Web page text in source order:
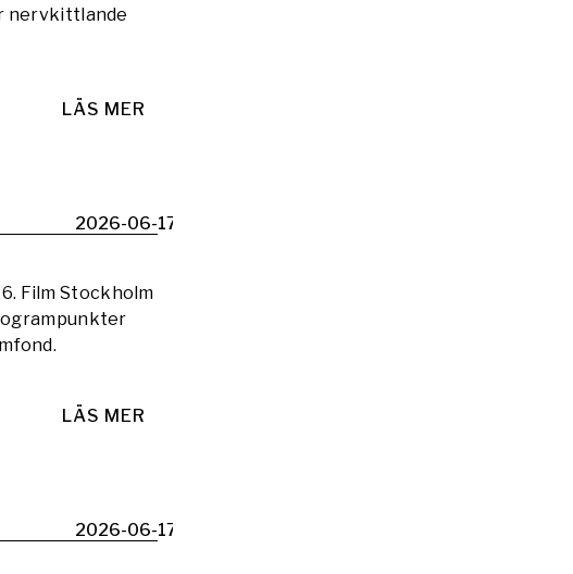
nervkittlande
LÄS MER
2026-06-17
Film Stockholm
LÄS MER
2026-06-17